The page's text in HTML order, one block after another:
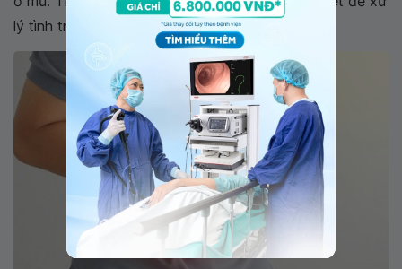
lý tình trạng này.